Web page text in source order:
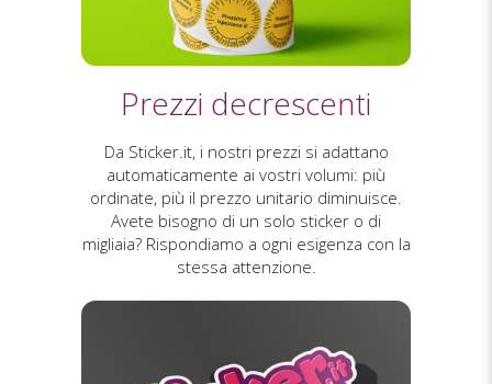
Prezzi decrescenti
Da Sticker.it, i nostri prezzi si adattano
automaticamente ai vostri volumi: più
ordinate, più il prezzo unitario diminuisce.
Avete bisogno di un solo sticker o di
migliaia? Rispondiamo a ogni esigenza con la
stessa attenzione.